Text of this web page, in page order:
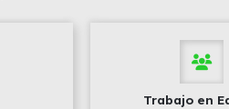
Trabajo en